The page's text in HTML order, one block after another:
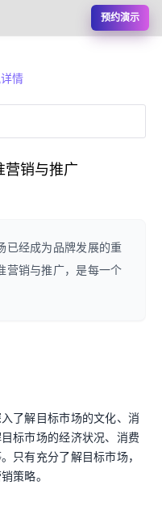
预约演示
情
营销与推广
已经成为品牌发展的重
营销与推广，是每一个
了解目标市场的文化、消
标市场的经济状况、消费
只有充分了解目标市场，
策略。